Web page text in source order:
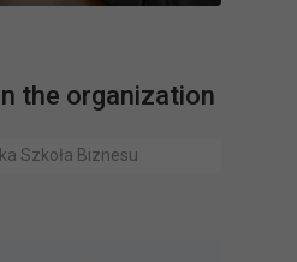
the organization
Szkoła Biznesu